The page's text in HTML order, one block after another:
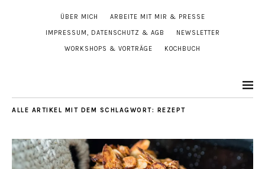
ÜBER MICH ARBEITE MIT MIR & PRESSE
IMPRESSUM, DATENSCHUTZ & AGB NEWSLETTER
WORKSHOPS & VORTRÄGE KOCHBUCH
ALLE ARTIKEL MIT DEM SCHLAGWORT: REZEPT